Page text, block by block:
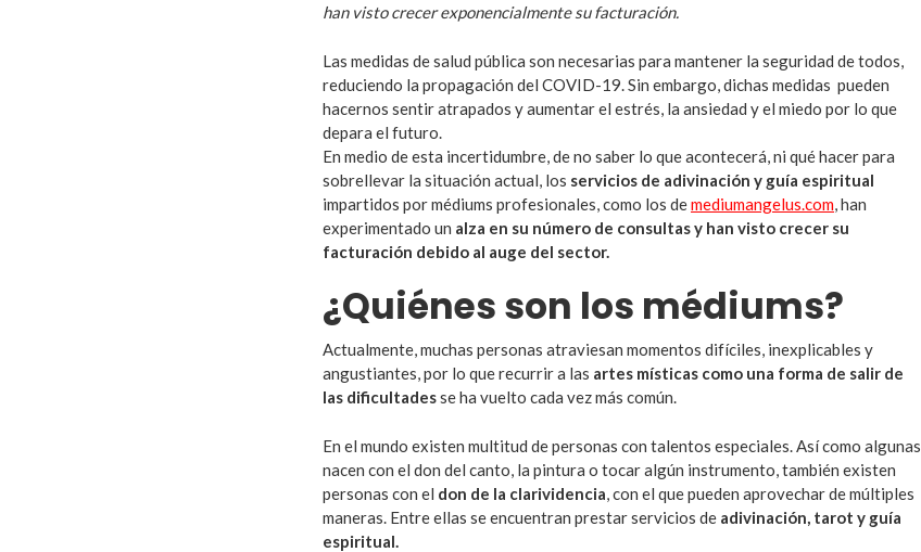
han visto crecer exponencialmente su facturación.
Las medidas de salud pública son necesarias para mantener la seguridad de todos,
reduciendo la propagación del COVID-19. Sin embargo, dichas medidas pueden
hacernos sentir atrapados y aumentar el estrés, la ansiedad y el miedo por lo que
depara el futuro.
En medio de esta incertidumbre, de no saber lo que acontecerá, ni qué hacer para
sobrellevar la situación actual, los servicios de adivinación y guía espiritual
impartidos por médiums profesionales, como los demediumangelus.com, han
experimentado un alza en su número de consultas y han visto crecer su
facturación debido al auge del sector.
¿Quiénes son los médiums?
Actualmente, muchas personas atraviesan momentos difíciles, inexplicables y
angustiantes, por lo que recurrir a las artes místicas como una forma de salir de
las dificultadesse ha vuelto cada vez más común.
En el mundo existen multitud de personas con talentos especiales. Así como algunas
nacen con el don del canto, la pintura o tocar algún instrumento, también existen
personas con el don de la clarividencia, con el que pueden aprovechar de múltiples
maneras. Entre ellas se encuentran prestar servicios de adivinación, tarot y guía
espiritual.